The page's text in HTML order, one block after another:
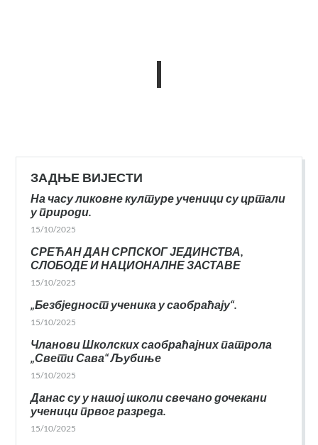
ЗАДЊЕ ВИЈЕСТИ
На часу ликовне културе ученици су цртали
у природи.
15/10/2025
СРЕЋАН ДАН СРПСКОГ ЈЕДИНСТВА,
СЛОБОДЕ И НАЦИОНАЛНЕ ЗАСТАВЕ
15/10/2025
„Безбједност ученика у саобраћају“.
15/10/2025
Чланови Школских саобраћајних патрола
„Свети Сава“ Љубиње
15/10/2025
Данас су у нашој школи свечано дочекани
ученици првог разреда.
15/10/2025